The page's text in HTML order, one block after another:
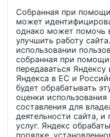
Собранная при
может
однако может помочь
улучшить работу
использовании
собранная при
передаваться
Яндекса в ЕС и
будет обрабатывать
оценки использования
составления для
деятельности сайта, и
услуг. Яндекс
порядке,